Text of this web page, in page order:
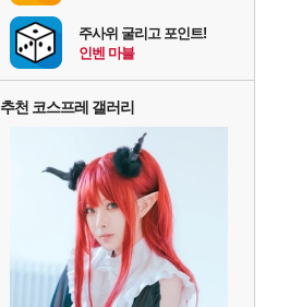
주사위 굴리고 포인트!
인벤 마블
추천 코스프레 갤러리